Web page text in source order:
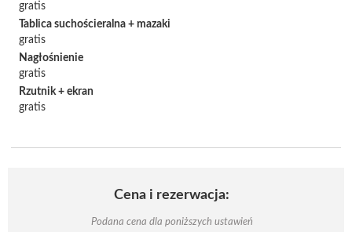
gratis
Tablica suchościeralna + mazaki
gratis
Nagłośnienie
gratis
Rzutnik + ekran
gratis
Cena i rezerwacja:
Podana cena dla poniższych ustawień